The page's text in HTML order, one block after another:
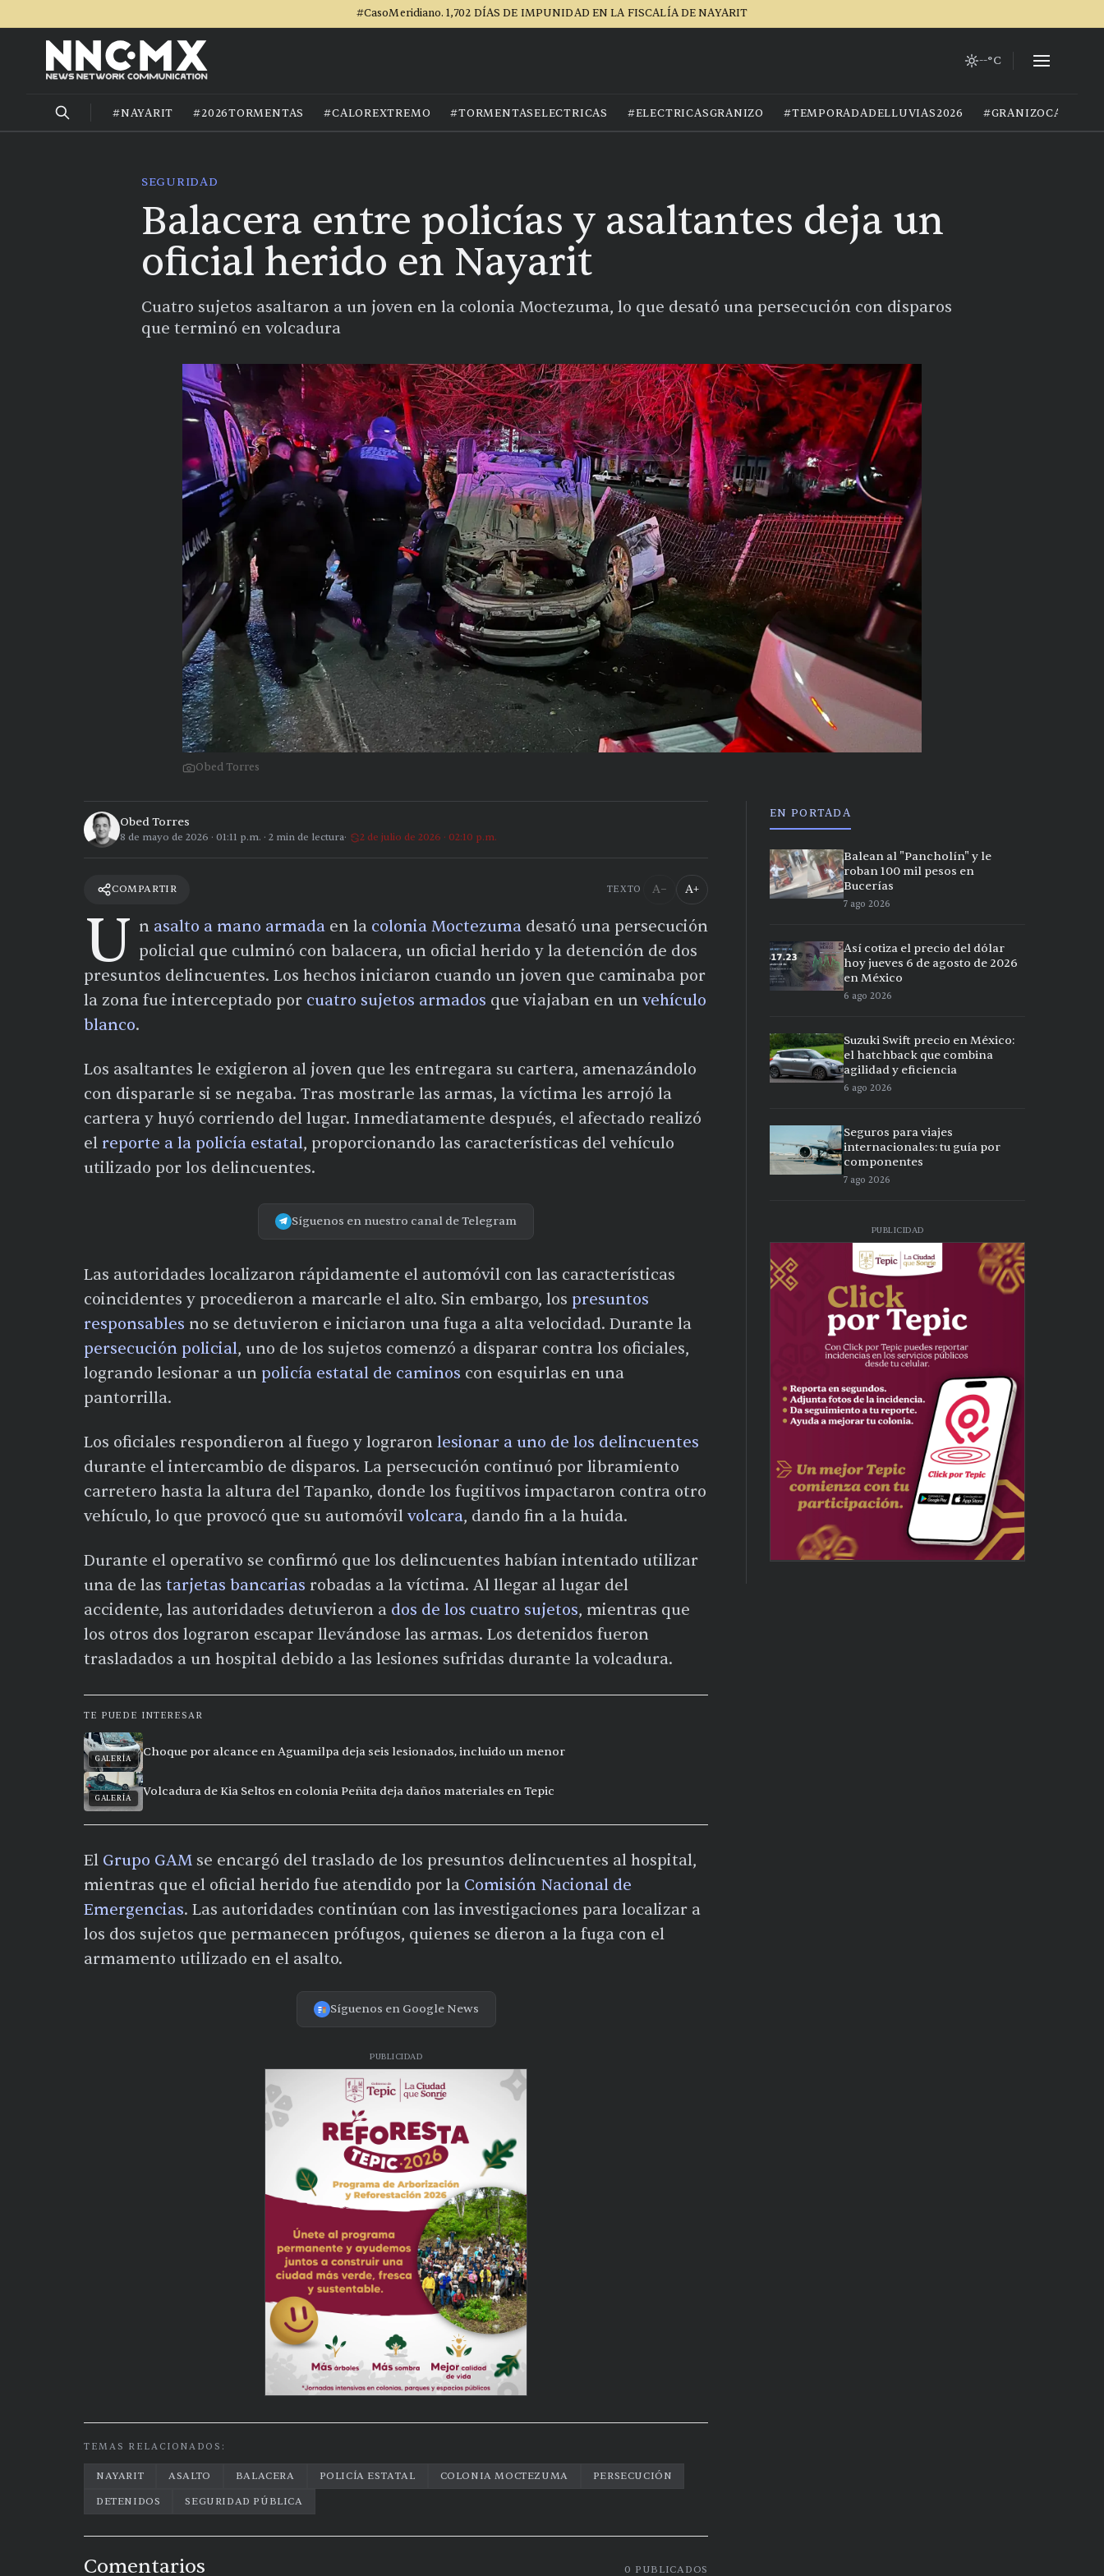
#CasoMeridiano. 1,702 DÍAS DE IMPUNIDAD EN LA FISCALÍA DE NAYARIT
--°C
#NAYARIT #2026TORMENTAS #CALOREXTREMO #TORMENTASELECTRICAS #ELECTRICASGRANIZO #TEMPORADADELLUVIAS2026 #GRANIZOCALOR
SEGURIDAD
Balacera entre policías y asaltantes deja un
oficial herido en Nayarit
Cuatro sujetos asaltaron a un joven en la colonia Moctezuma, lo que desató una persecución con disparos
que terminó en volcadura
Obed Torres
Obed Torres
8 de mayo de 2026 · 01:11 p.m. · 2 min de lectura 2 de julio de 2026 · 02:10 p.m.
COMPARTIR TEXTO A− A+
U n asalto a mano armada en la colonia Moctezuma desató una persecución
policial que culminó con balacera, un oficial herido y la detención de dos
presuntos delincuentes. Los hechos iniciaron cuando un joven que caminaba por
la zona fue interceptado por cuatro sujetos armados que viajaban en un vehículo
blanco.
Los asaltantes le exigieron al joven que les entregara su cartera, amenazándolo
con dispararle si se negaba. Tras mostrarle las armas, la víctima les arrojó la
cartera y huyó corriendo del lugar. Inmediatamente después, el afectado realizó
el reporte a la policía estatal, proporcionando las características del vehículo
utilizado por los delincuentes.
Síguenos en nuestro canal de Telegram
Las autoridades localizaron rápidamente el automóvil con las características
coincidentes y procedieron a marcarle el alto. Sin embargo, los presuntos
responsables no se detuvieron e iniciaron una fuga a alta velocidad. Durante la
persecución policial, uno de los sujetos comenzó a disparar contra los oficiales,
logrando lesionar a un policía estatal de caminos con esquirlas en una
pantorrilla.
Los oficiales respondieron al fuego y lograron lesionar a uno de los delincuentes
durante el intercambio de disparos. La persecución continuó por libramiento
carretero hasta la altura del Tapanko, donde los fugitivos impactaron contra otro
vehículo, lo que provocó que su automóvil volcara, dando fin a la huida.
Durante el operativo se confirmó que los delincuentes habían intentado utilizar
una de las tarjetas bancarias robadas a la víctima. Al llegar al lugar del
accidente, las autoridades detuvieron a dos de los cuatro sujetos, mientras que
los otros dos lograron escapar llevándose las armas. Los detenidos fueron
trasladados a un hospital debido a las lesiones sufridas durante la volcadura.
TE PUEDE INTERESAR
GALERÍA Choque por alcance en Aguamilpa deja seis lesionados, incluido un menor
GALERÍA Volcadura de Kia Seltos en colonia Peñita deja daños materiales en Tepic
El Grupo GAM se encargó del traslado de los presuntos delincuentes al hospital,
mientras que el oficial herido fue atendido por la Comisión Nacional de
Emergencias. Las autoridades continúan con las investigaciones para localizar a
los dos sujetos que permanecen prófugos, quienes se dieron a la fuga con el
armamento utilizado en el asalto.
Síguenos en Google News
PUBLICIDAD
TEMAS RELACIONADOS:
NAYARIT ASALTO BALACERA POLICÍA ESTATAL COLONIA MOCTEZUMA
PERSECUCIÓN
DETENIDOS
SEGURIDAD PÚBLICA
Comentarios 0 PUBLICADOS
EN PORTADA
Balean al "Pancholín" y le
roban 100 mil pesos en
Bucerías
7 ago 2026
Así cotiza el precio del dólar
hoy jueves 6 de agosto de 2026
en México
6 ago 2026
Suzuki Swift precio en México:
el hatchback que combina
agilidad y eficiencia
6 ago 2026
Seguros para viajes
internacionales: tu guía por
componentes
7 ago 2026
PUBLICIDAD